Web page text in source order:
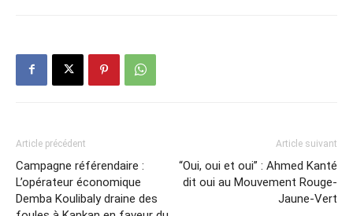
Article précédent
Campagne référendaire :
L’opérateur économique
Demba Koulibaly draine des
Article suivant
“Oui, oui et oui” : Ahmed Kanté
dit oui au Mouvement Rouge-
Jaune-Vert